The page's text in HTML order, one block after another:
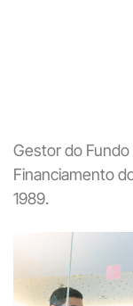
Gestor do
Financiamento
1989.